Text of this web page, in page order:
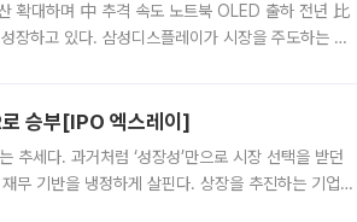
확대하며 中 추격 속도 노트북 OLED 출하 전년 比
하고 있다. 삼성디스플레이가 시장을 주도하는 가
승부[IPO 엑스레이]
세다. 과거처럼 ‘성장성’만으로 시장 선택을 받던
무 기반을 냉정하게 살핀다. 상장을 추진하는 기업들